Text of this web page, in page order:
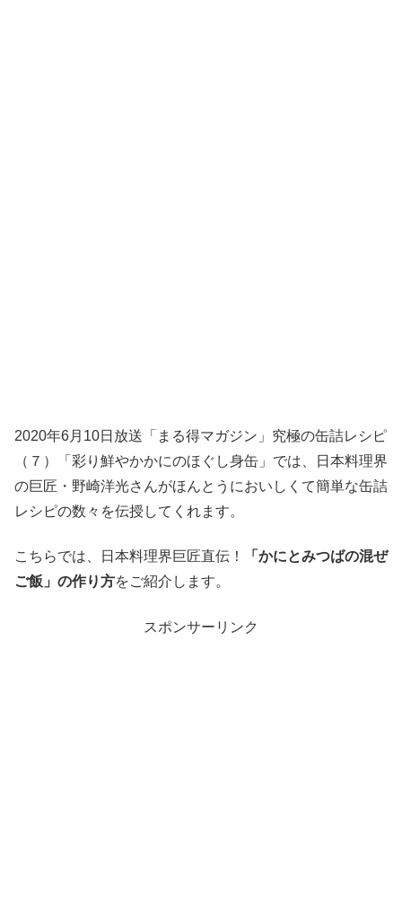
2020年6月10日放送「まる得マガジン」究極の缶詰レシピ
（７）「彩り鮮やかかにのほぐし身缶」では、日本料理界
の巨匠・野崎洋光さんがほんとうにおいしくて簡単な缶詰
レシピの数々を伝授してくれます。
こちらでは、日本料理界巨匠直伝！
「かにとみつばの混ぜ
ご飯」の作り方をご紹介します。
スポンサーリンク